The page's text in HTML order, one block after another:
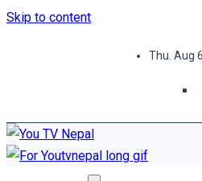
Skip to content
Thu. Aug